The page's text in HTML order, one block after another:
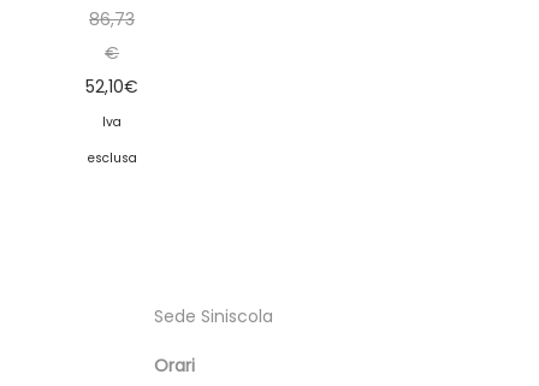
86,73
€
52,10€
Iva
esclusa
Sede Siniscola
Orari